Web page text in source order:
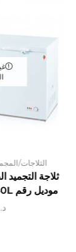
الثلاجات/
ثلاجة التجميد
موديل رقم GF640L (باب مزدوج)